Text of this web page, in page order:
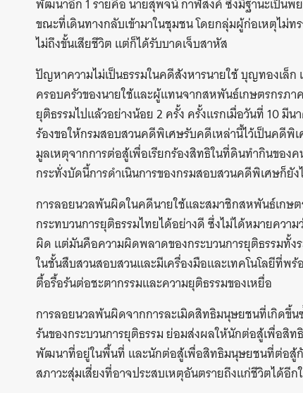
พัฒนาอีก 1 รายคือ นายสุพจน์ กาฬสงค์ ซึ่งมีฐานะเป็นพ
ขณะที่เดินทางกลับเข้ามาในชุมชน โดยกลุ่มผู้ก่อเหตุไม่
ไม่ถึงขั้นเสียชีวิต แต่ก็ได้รับบาดเจ็บสาหัส
ปัญหาความไม่เป็นธรรมในคดีสังหารนายใช้ บุญทองเล็
ครอบครัวของนายใช้และผู้แทนจากสหพันธ์เกษตรกรภ
ยุติธรรมไปแล้วอย่างน้อย 2 ครั้ง ครั้งแรกเมื่อวันที่ 10 มี
ร้องขอให้กรมสอบสวนคดีพิเศษรับคดีเหล่านี้ไว้เป็นคดีพิ
มูลเหตุจากการต่อสู้เพื่อเรียกร้องสิทธิในที่ดินทำกินขอ
กระทั่งบัดนี้การดำเนินการของกรมสอบสวนคดีพิเศษก็ยัง
การลอยนวลพ้นผิดในคดีนายใช้และสมาชิกสหพันธ์เกษ
กระทบวนการยุติธรรมไทยได้อย่างดี ซึ่งไม่ได้หมายคว
ผิด แต่มันคือความผิดพลาดของกระบวนการยุติธรรมทั้ง
ในชั้นสืบสวนสอบสวนและมีเครื่องมือและเทคโนโลยีที่พ
ตื้อรื้อร้นต่อชะตากรรมและความยุติธรรมของเหยื่อ
การลอยนวลพ้นผิดจากการละเมิดสิทธิมนุษยชนที่เกิดขึ้น
ร้นของกระบวนการยุติธรรม ย่อมส่งผลให้นักต่อสู้เพื่อสิ
พัฒนาที่อยู่ในพื้นที่ และนักต่อสู้เพื่อสิทธิมนุษยชนที่ต่อสู้
สภาวะสุ่มเสี่ยงที่อาจประสบเหตุอันตรายถึงแก่ชีวิตได้อี